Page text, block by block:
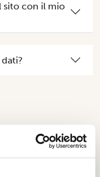
sito con il mio
Contattaci.